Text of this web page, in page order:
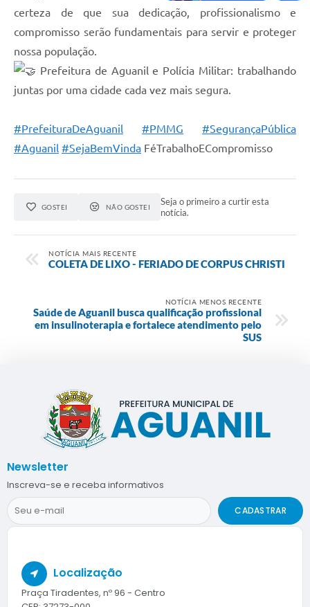
certeza de que sua dedicação, profissionalismo e
compromisso serão fundamentais para servir e proteger
nossa população.
Prefeitura de Aguanil e Polícia Militar: trabalhando
juntas por uma cidade cada vez mais segura.
#PrefeituraDeAguanil #PMMG
#SegurançaPública
#Aguanil #SejaBemVinda FéTrabalhoECompromisso
GOSTEI NÃO GOSTEI
Seja o primeiro a curtir esta
notícia.
NOTÍCIA MAIS RECENTE
COLETA DE LIXO - FERIADO DE CORPUS CHRISTI
NOTÍCIA MENOS RECENTE
Saúde de Aguanil busca qualificação profissional
em insulinoterapia e fortalece atendimento pelo
SUS
Localização
Praça Tiradentes, nº 96 - Centro
Newsletter
Inscreva-se e receba informativos
CADASTRAR